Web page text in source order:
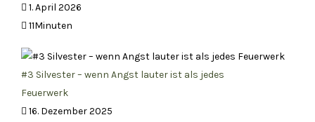
1. April 2026
11Minuten
#3 Silvester – wenn Angst lauter ist als jedes
Feuerwerk
16. Dezember 2025